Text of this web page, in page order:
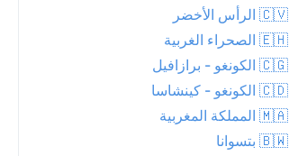
🇨🇻 الرأس الأخضر
🇪🇭 الصحراء الغربية
🇨🇬 الكونغو - برازافيل
🇨🇩 الكونغو - كينشاسا
🇲🇦 المملكة المغربية
🇧🇼 بتسوانا